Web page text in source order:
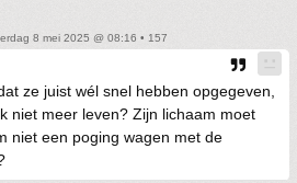
8 mei 2025 @ 08:16 • 157
ze juist wél snel hebben opgegeven,
niet meer leven? Zijn lichaam moet
niet een poging wagen met de